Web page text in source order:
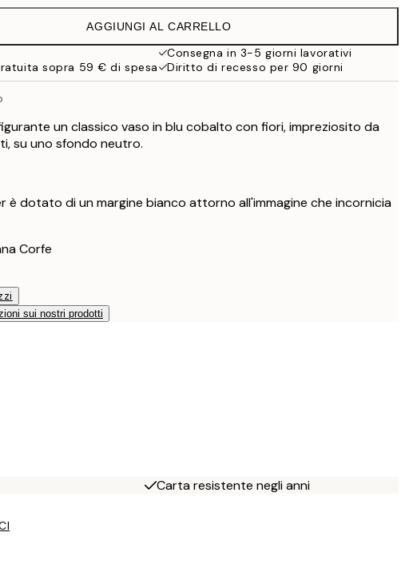
38 €
AGGIUNGI AL CARRELLO
Consegna in 3-5 giorni lavorativi
sopra 59 € di spesa
Diritto di recesso per 90 giorni
un classico vaso in blu cobalto con fiori, impreziosito da
su uno sfondo neutro.
è dotato di un margine bianco attorno all'immagine che incornicia
Corfe
sui nostri prodotti
Carta resistente negli anni